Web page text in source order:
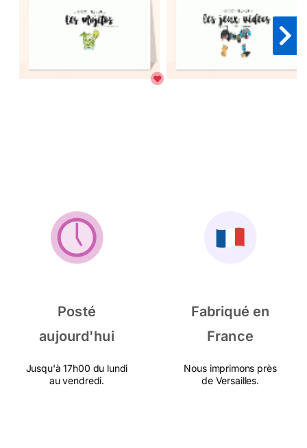
Posté
aujourd'hui
Jusqu'à 17h00 du lundi
au vendredi.
Fabriqué en
France
Nous imprimons près
de Versailles.